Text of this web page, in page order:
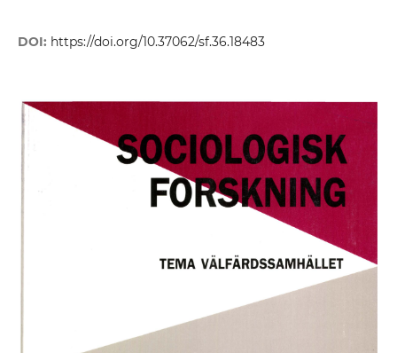
DOI: https://doi.org/10.37062/sf.36.18483